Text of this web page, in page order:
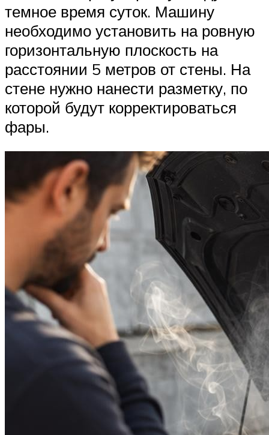
темное время суток. Машину
необходимо установить на ровную
горизонтальную плоскость на
расстоянии 5 метров от стены. На
стене нужно нанести разметку, по
которой будут корректироваться
фары.